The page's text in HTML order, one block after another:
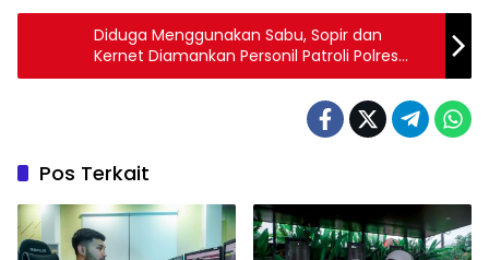
Diduga Menggunakan Sabu, Sopir dan
Kernet Diamankan Personil Patroli Polres
Sumbawa
Pos Terkait